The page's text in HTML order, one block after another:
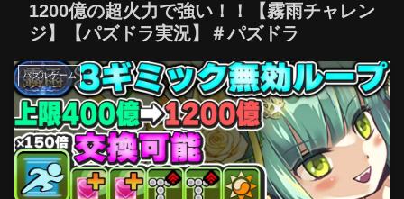
1200億の超火力で強い！！【霧雨チャレン
ジ】【パズドラ実況】＃パズドラ
パズルゲーム